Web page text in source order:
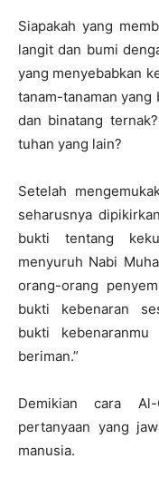
Siapakah yang
langit dan bumi
yang menyebabkan
tanam-tanaman yang
dan binatang
tuhan yang lain?
Setelah
seharusnya
bukti tentang
menyuruh Nabi
orang-orang
bukti kebenaran
bukti
beriman.”
Demikian cara Al-
pertanyaan yang
manusia.